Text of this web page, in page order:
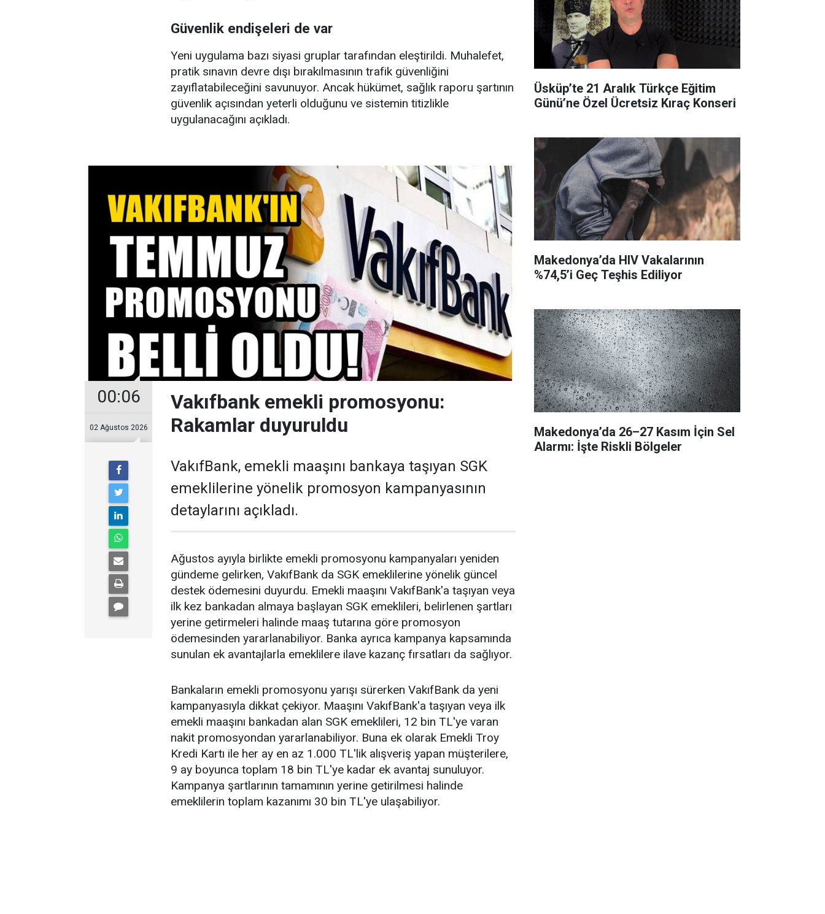
Güvenlik endişeleri de var
Yeni uygulama bazı siyasi gruplar tarafından eleştirildi. Muhalefet,
pratik sınavın devre dışı bırakılmasının trafik güvenliğini
zayıflatabileceğini savunuyor. Ancak hükümet, sağlık raporu şartının
güvenlik açısından yeterli olduğunu ve sistemin titizlikle
uygulanacağını açıkladı.
00:06
02 Ağustos 2026
Vakıfbank emekli promosyonu:
Rakamlar duyuruldu
VakıfBank, emekli maaşını bankaya taşıyan SGK
emeklilerine yönelik promosyon kampanyasının
detaylarını açıkladı.
Ağustos ayıyla birlikte emekli promosyonu kampanyaları yeniden
gündeme gelirken, VakıfBank da SGK emeklilerine yönelik güncel
destek ödemesini duyurdu. Emekli maaşını VakıfBank'a taşıyan veya
ilk kez bankadan almaya başlayan SGK emeklileri, belirlenen şartları
yerine getirmeleri halinde maaş tutarına göre promosyon
ödemesinden yararlanabiliyor. Banka ayrıca kampanya kapsamında
sunulan ek avantajlarla emeklilere ilave kazanç fırsatları da sağlıyor.
Bankaların emekli promosyonu yarışı sürerken VakıfBank da yeni
kampanyasıyla dikkat çekiyor. Maaşını VakıfBank'a taşıyan veya ilk
emekli maaşını bankadan alan SGK emeklileri, 12 bin TL'ye varan
nakit promosyondan yararlanabiliyor. Buna ek olarak Emekli Troy
Kredi Kartı ile her ay en az 1.000 TL'lik alışveriş yapan müşterilere,
9 ay boyunca toplam 18 bin TL'ye kadar ek avantaj sunuluyor.
Kampanya şartlarının tamamının yerine getirilmesi halinde
emeklilerin toplam kazanımı 30 bin TL'ye ulaşabiliyor.
Üsküp’te 21 Aralık Türkçe Eğitim
Günü’ne Özel Ücretsiz Kıraç Konseri
Makedonya’da HIV Vakalarının
%74,5’i Geç Teşhis Ediliyor
Makedonya’da 26–27 Kasım İçin Sel
Alarmı: İşte Riskli Bölgeler